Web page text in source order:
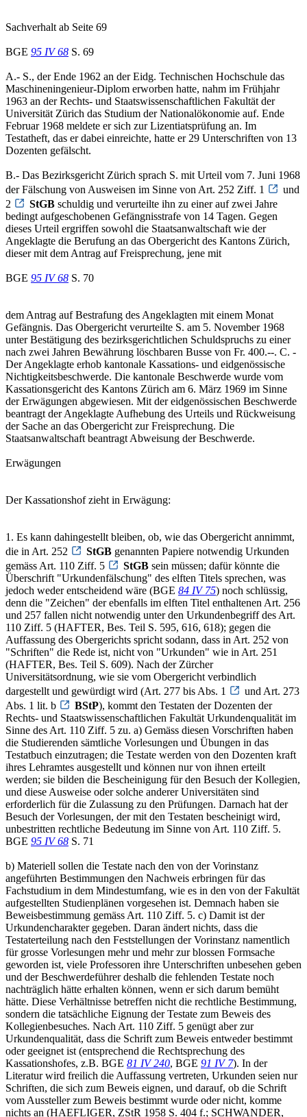
Sachverhalt ab Seite 69
BGE 95 IV 68 S. 69
A.- S., der Ende 1962 an der Eidg. Technischen Hochschule das
Maschineningenieur-Diplom erworben hatte, nahm im Frühjahr
1963 an der Rechts- und Staatswissenschaftlichen Fakultät der
Universität Zürich das Studium der Nationalökonomie auf. Ende
Februar 1968 meldete er sich zur Lizentiatsprüfung an. Im
Testatheft, das er dabei einreichte, hatte er 29 Unterschriften von 13
Dozenten gefälscht.
B.- Das Bezirksgericht Zürich sprach S. mit Urteil vom 7. Juni 1968
der Fälschung von Ausweisen im Sinne von Art. 252 Ziff. 1
und
2
StGB schuldig und verurteilte ihn zu einer auf zwei Jahre
bedingt aufgeschobenen Gefängnisstrafe von 14 Tagen. Gegen
dieses Urteil ergriffen sowohl die Staatsanwaltschaft wie der
Angeklagte die Berufung an das Obergericht des Kantons Zürich,
dieser mit dem Antrag auf Freisprechung, jene mit
BGE 95 IV 68 S. 70
dem Antrag auf Bestrafung des Angeklagten mit einem Monat
Gefängnis. Das Obergericht verurteilte S. am 5. November 1968
unter Bestätigung des bezirksgerichtlichen Schuldspruchs zu einer
nach zwei Jahren Bewährung löschbaren Busse von Fr. 400.--. C. -
Der Angeklagte erhob kantonale Kassations- und eidgenössische
Nichtigkeitsbeschwerde. Die kantonale Beschwerde wurde vom
Kassationsgericht des Kantons Zürich am 6. März 1969 im Sinne
der Erwägungen abgewiesen. Mit der eidgenössischen Beschwerde
beantragt der Angeklagte Aufhebung des Urteils und Rückweisung
der Sache an das Obergericht zur Freisprechung. Die
Staatsanwaltschaft beantragt Abweisung der Beschwerde.
Erwägungen
Der Kassationshof zieht in Erwägung:
1. Es kann dahingestellt bleiben, ob, wie das Obergericht annimmt,
die in Art. 252
StGB genannten Papiere notwendig Urkunden
gemäss Art. 110 Ziff. 5
StGB sein müssen; dafür könnte die
Überschrift "Urkundenfälschung" des elften Titels sprechen, was
jedoch weder entscheidend wäre (BGE 84 IV 75) noch schlüssig,
denn die "Zeichen" der ebenfalls im elften Titel enthaltenen Art. 256
und 257 fallen nicht notwendig unter den Urkundenbegriff des Art.
110 Ziff. 5 (HAFTER, Bes. Teil S. 595, 616, 618); gegen die
Auffassung des Obergerichts spricht sodann, dass in Art. 252 von
"Schriften" die Rede ist, nicht von "Urkunden" wie in Art. 251
(HAFTER, Bes. Teil S. 609). Nach der Zürcher
Universitätsordnung, wie sie vom Obergericht verbindlich
dargestellt und gewürdigt wird (Art. 277 bis Abs. 1
und Art. 273
Abs. 1 lit. b
BStP), kommt den Testaten der Dozenten der
Rechts- und Staatswissenschaftlichen Fakultät Urkundenqualität im
Sinne des Art. 110 Ziff. 5 zu. a) Gemäss diesen Vorschriften haben
die Studierenden sämtliche Vorlesungen und Übungen in das
Testatbuch einzutragen; die Testate werden von den Dozenten kraft
ihres Lehramtes ausgestellt und können nur von ihnen erteilt
werden; sie bilden die Bescheinigung für den Besuch der Kollegien,
und diese Ausweise oder solche anderer Universitäten sind
erforderlich für die Zulassung zu den Prüfungen. Darnach hat der
Besuch der Vorlesungen, der mit den Testaten bescheinigt wird,
unbestritten rechtliche Bedeutung im Sinne von Art. 110 Ziff. 5.
BGE 95 IV 68 S. 71
b) Materiell sollen die Testate nach den von der Vorinstanz
angeführten Bestimmungen den Nachweis erbringen für das
Fachstudium in dem Mindestumfang, wie es in den von der Fakultät
aufgestellten Studienplänen vorgesehen ist. Demnach haben sie
Beweisbestimmung gemäss Art. 110 Ziff. 5. c) Damit ist der
Urkundencharakter gegeben. Daran ändert nichts, dass die
Testaterteilung nach den Feststellungen der Vorinstanz namentlich
für grosse Vorlesungen mehr und mehr zur blossen Formsache
geworden ist, viele Professoren ihre Unterschriften unbesehen geben
und der Beschwerdeführer deshalb die fehlenden Testate noch
nachträglich hätte erhalten können, wenn er sich darum bemüht
hätte. Diese Verhältnisse betreffen nicht die rechtliche Bestimmung,
sondern die tatsächliche Eignung der Testate zum Beweis des
Kollegienbesuches. Nach Art. 110 Ziff. 5 genügt aber zur
Urkundenqualität, dass die Schrift zum Beweis entweder bestimmt
oder geeignet ist (entsprechend die Rechtsprechung des
Kassationshofes, z.B. BGE 81 IV 240, BGE 91 IV 7). In der
Literatur wird freilich die Auffassung vertreten, Urkunden seien nur
Schriften, die sich zum Beweis eignen, und darauf, ob die Schrift
vom Aussteller zum Beweis bestimmt wurde oder nicht, komme
nichts an (HAEFLIGER, ZStR 1958 S. 404 f.; SCHWANDER,